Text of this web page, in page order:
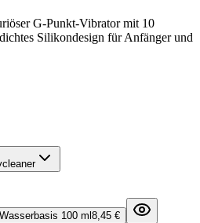
G-Punkt-Vibrator mit 10
Silikondesign für Anfänger und
100 ml 8,45 €